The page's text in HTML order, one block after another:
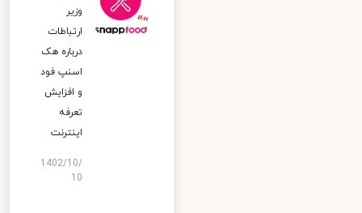
وزیر
ارتباطات
درباره هک
اسنپ‌ فود
و افزایش
تعرفه
اینترنت
1402/10/
10